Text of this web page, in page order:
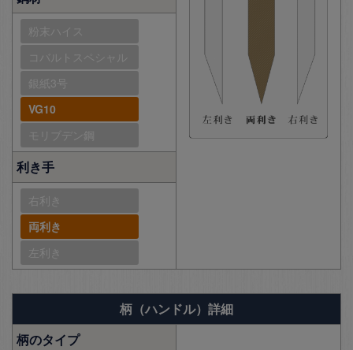
粉末ハイス
コバルトスペシャル
銀紙3号
VG10
モリブデン鋼
利き手
右利き
両利き
左利き
柄（ハンドル）詳細
柄のタイプ